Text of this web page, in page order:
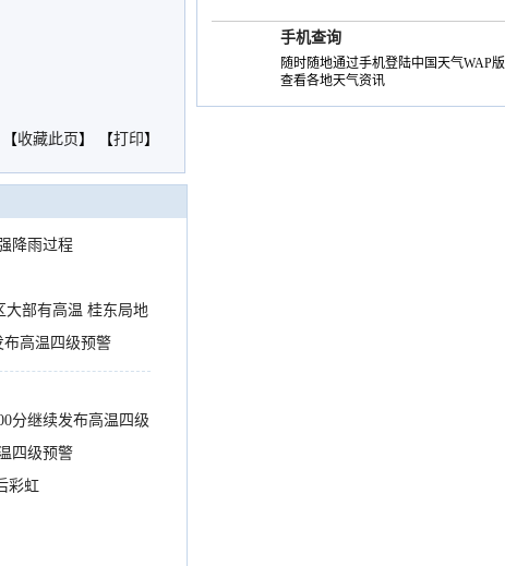
【收藏此页 】 【打印】
降雨过程
大部有高温 桂东局地
布高温四级预警
分继续发布高温四级
四级预警
彩虹
手机查询
随时随地通过手机登陆中国天气WAP版
查看各地天气资讯